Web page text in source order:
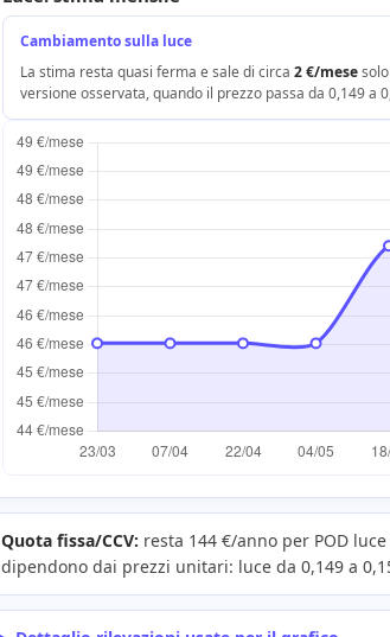
Cambiamento sulla luce
La stima resta quasi ferma e sale di circa 2 €/mese
versione osservata, quando il prezzo passa da 0,149 a
Quota fissa/CCV: resta 144 €/anno per POD
dipendono dai prezzi unitari: luce da 0,149 a